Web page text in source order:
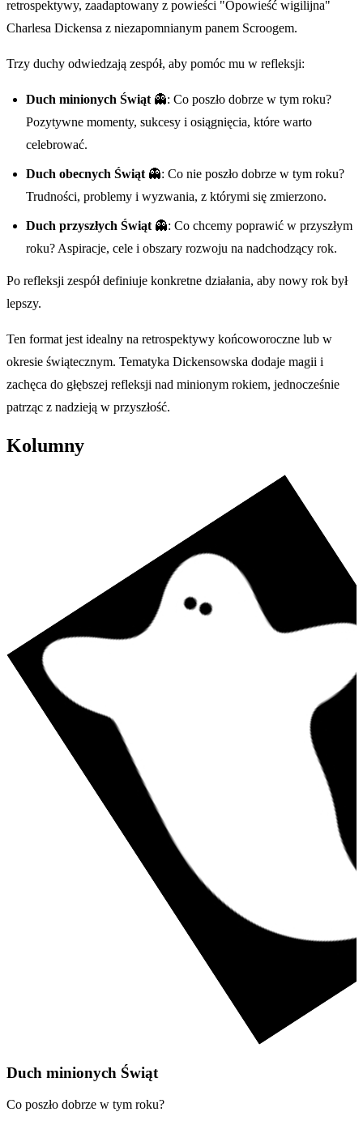
retrospektywy, zaadaptowany z powieści "Opowieść wigilijna"
Charlesa Dickensa z niezapomnianym panem Scroogem.
Trzy duchy odwiedzają zespół, aby pomóc mu w refleksji:
Duch minionych Świąt 👻: Co poszło dobrze w tym roku?
Pozytywne momenty, sukcesy i osiągnięcia, które warto
celebrować.
Duch obecnych Świąt 👻: Co nie poszło dobrze w tym roku?
Trudności, problemy i wyzwania, z którymi się zmierzono.
Duch przyszłych Świąt 👻: Co chcemy poprawić w przyszłym
roku? Aspiracje, cele i obszary rozwoju na nadchodzący rok.
Po refleksji zespół definiuje konkretne działania, aby nowy rok był
lepszy.
Ten format jest idealny na retrospektywy końcoworoczne lub w
okresie świątecznym. Tematyka Dickensowska dodaje magii i
zachęca do głębszej refleksji nad minionym rokiem, jednocześnie
patrząc z nadzieją w przyszłość.
Kolumny
Duch minionych Świąt
Co poszło dobrze w tym roku?